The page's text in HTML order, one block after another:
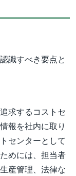
識すべき要点と
求するコストセ
報を社内に取り
センターとして
めには、担当者
産管理、法律な